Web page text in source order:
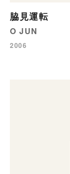
脇見運転
O JUN
2006